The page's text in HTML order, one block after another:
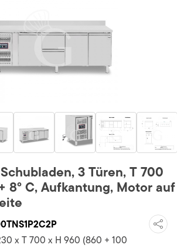
3 Türen, T 700
8° C, Aufkantung, Motor auf
x T 700 x H 960 (860 + 100